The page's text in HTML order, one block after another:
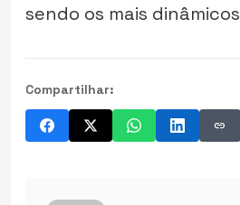
sendo os mais
Compartilhar:
link